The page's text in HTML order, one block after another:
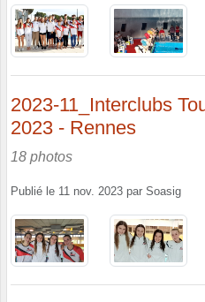
2023-11_Interclubs
2023 - Rennes
18 photos
Publié le 11 nov. 2023 par Soasig